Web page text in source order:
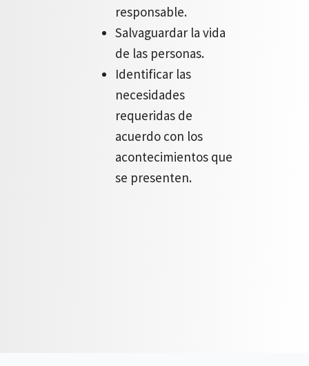
responsable.
Salvaguardar la vida
de las personas.
Identificar las
necesidades
requeridas de
acuerdo con los
acontecimientos que
se presenten.